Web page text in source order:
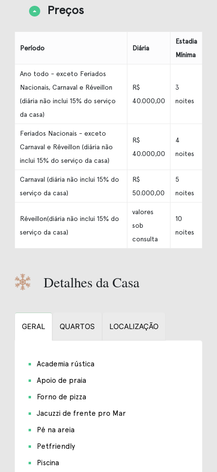
Preços
Período Diária
Estadia
Mínima
Ano todo - exceto Feriados
Nacionais, Carnaval e Réveillon
(diária não inclui 15% do serviço
da casa)
R$
40.000,00
3
noites
Feriados Nacionais - exceto
Carnaval e Réveillon (diária não
inclui 15% do serviço da casa)
R$
40.000,00
4
noites
Carnaval (diária não inclui 15% do
serviço da casa)
R$
50.000,00
5
noites
Réveillon(diária não inclui 15% do
serviço da casa)
valores
sob
consulta
10
noites
Detalhes da Casa
GERAL QUARTOS LOCALIZAÇÃO
Academia rústica
Apoio de praia
Forno de pizza
Jacuzzi de frente pro Mar
Pé na areia
Petfriendly
Piscina